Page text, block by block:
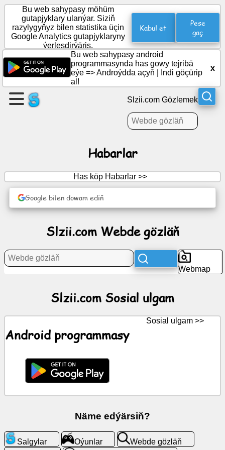
Sahypa
dörediň
Topar
dörediň
Güýmenje
Sosial
Habarlar
Wiki
Aragatnaşyklar
Bu web sahypasy möhüm
gutapjyklary ulanýar. Siziň
razylygyňyz bilen statistika üçin
Google Analytics gutapjyklaryny
ýerleşdirýäris.
Kabul et
Pese
gaç
Bu web sahypasy android
programmasynda has gowy tejribä
eýe =>Androýdda açyň
Indi göçürip
al!
x
Slzii.com Gözlemek
Habarlar
Has köp Habarlar >>
Google bilen dowam ediň
Slzii.com Webde gözläň
Webmap
Slzii.com Sosial ulgam
Android programmasy
Sosial ulgam >>
Näme edýärsiň?
Salgylar Oýunlar
Webde gözläň